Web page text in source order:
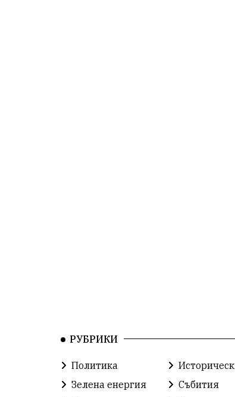
РУБРИКИ
Политика
Зелена енергия
Събития